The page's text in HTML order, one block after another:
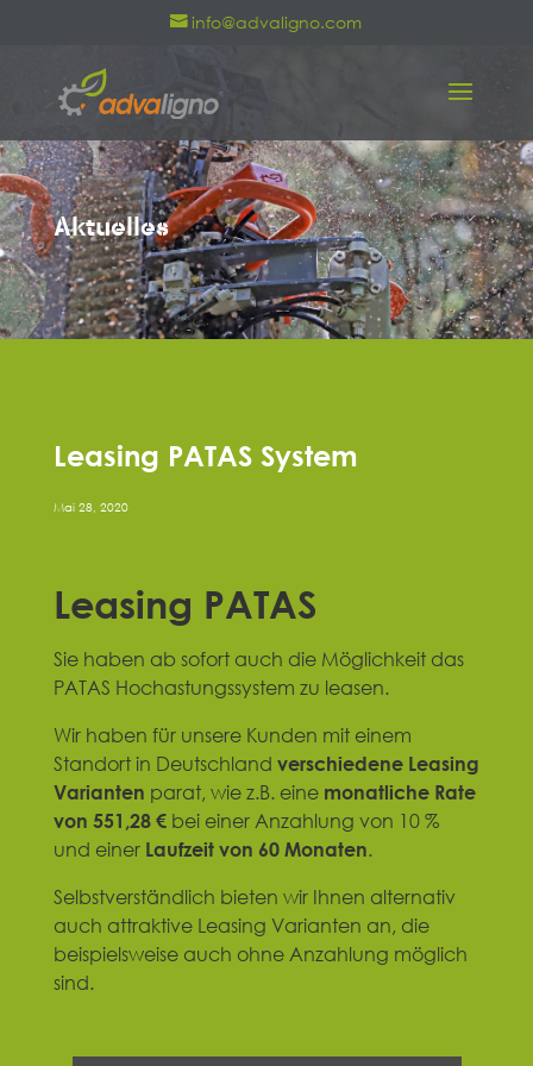
info@advaligno.com
Aktuelles
Leasing PATAS System
Mai 28, 2020
Leasing PATAS
Sie haben ab sofort auch die Möglichkeit das
PATAS Hochastungssystem zu leasen.
Wir haben für unsere Kunden mit einem
Standort in Deutschland verschiedene Leasing
Varianten parat, wie z.B. einemonatliche Rate
von 551,28 €bei einer Anzahlung von 10 %
und einer Laufzeit von 60 Monaten.
Selbstverständlich bieten wir Ihnen alternativ
auch attraktive Leasing Varianten an, die
beispielsweise auch ohne Anzahlung möglich
sind.